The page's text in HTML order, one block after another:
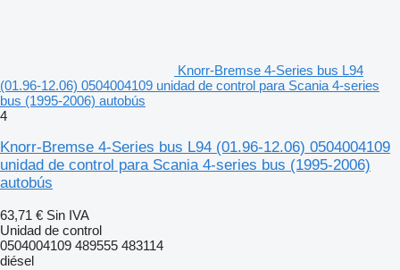
Knorr-Bremse 4-Series bus L94
(01.96-12.06) 0504004109 unidad de control para Scania 4-series
bus (1995-2006) autobús
4
Knorr-Bremse 4-Series bus L94 (01.96-12.06) 0504004109
unidad de control para Scania 4-series bus (1995-2006)
autobús
63,71 € Sin IVA
Unidad de control
0504004109 489555 483114
diésel